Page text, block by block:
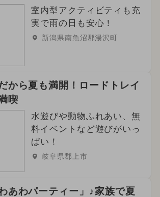
室内型アクティビティも充
実で雨の日も安心！
新潟県南魚沼郡湯沢町
から夏も満開！ロードトレイ
喫
水遊びや動物ふれあい、無
料イベントなど遊びがいっ
ぱい！
岐阜県郡上市
あわパーティー」♪家族で夏